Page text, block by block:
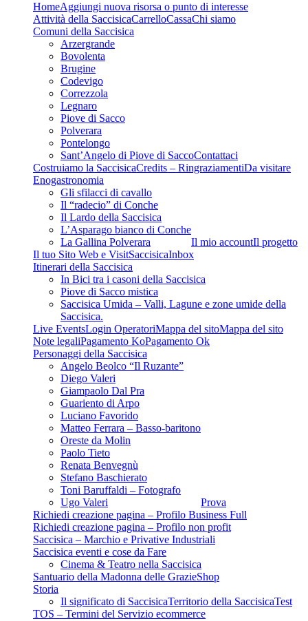
HomeAggiungi nuova risorsa o punto di interesse
Attività della SaccisicaCarrelloCassaChi siamo
Comuni della Saccisica
Arzergrande
Bovolenta
Brugine
Codevigo
Correzzola
Legnaro
Piove di Sacco
Polverara
Pontelongo
Sant’Angelo di Piove di SaccoContattaci
Costruiamo la SaccisicaCredits – RingraziamentiDa visitare
Enogastronomia
Gli sfilacci di cavallo
Il “radecio” di Conche
Il Lardo della Saccisica
L’Asparago bianco di Conche
La Gallina Polverara
Il mio accountIl progetto
Il tuo Sito Web e VisitSaccisicaInbox
Itinerari della Saccisica
In Bici tra i casoni della Saccisica
Piove di Sacco mistica
Saccisica Umida – Valli, Lagune e zone umide della
Saccisica.
Live EventsLogin OperatoriMappa del sitoMappa del sito
Note legaliPagamento KoPagamento Ok
Personaggi della Saccisica
Angelo Beolco “Il Ruzante”
Diego Valeri
Giampaolo Dal Pra
Guariento di Arpo
Luciano Favorido
Matteo Ferrara – Basso-baritono
Oreste da Molin
Paolo Tieto
Renata Benvegnù
Stefano Baschierato
Toni Baruffaldi – Fotografo
Ugo Valeri
Prova
Richiedi creazione pagina – Profilo Business Full
Richiedi creazione pagina – Profilo non profit
Saccisica – Marchio e Privative Industriali
Saccisica eventi e cose da Fare
Cinema & Teatro nella Saccisica
Santuario della Madonna delle GrazieShop
Storia
Il significato di SaccisicaTerritorio della SaccisicaTest
TOS – Termini del Servizio ecommerce